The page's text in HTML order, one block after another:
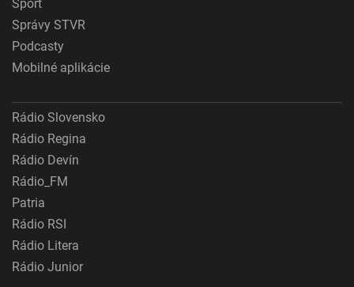
Šport
Správy STVR
Podcasty
Mobilné aplikácie
Rádio Slovensko
Rádio Regina
Rádio Devín
Rádio_FM
Patria
Rádio RSI
Rádio Litera
Rádio Junior